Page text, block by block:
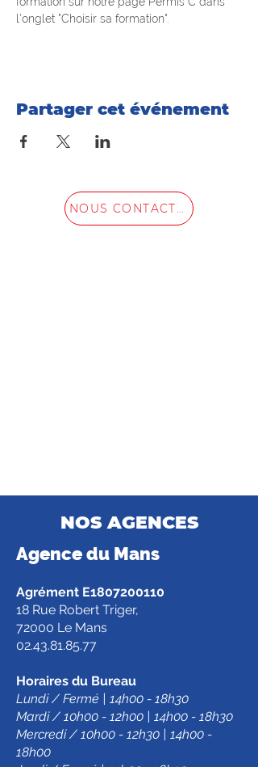
l'onglet "Choisir sa formation".
Partager cet événement
NOUS CONTACTER
NOS AGENCES
Agence du Mans
Agrément E1807200110
18 Rue Robert Triger,
72000 Le Mans
02.43.81.85.77
Horaires du Bureau
Lundi / Fermé | 14h00 - 18h30
Mardi / 10h00 - 12h00 | 14h00 - 18h30
Mercredi / 10h00 - 12h30 | 14h00 -
18h00